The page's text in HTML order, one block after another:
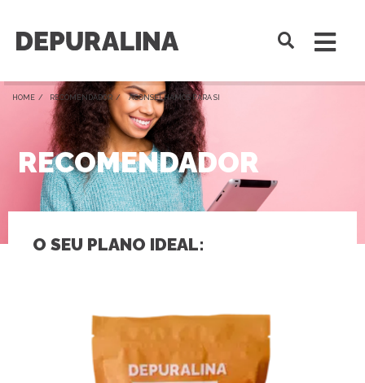
HOME / RECOMENDADOR / ACONSELHAMOS PARA SI
RECOMENDADOR
O SEU PLANO IDEAL: